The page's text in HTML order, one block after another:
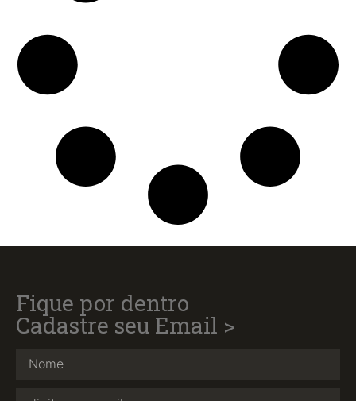
Fique por dentro
Cadastre seu Email >